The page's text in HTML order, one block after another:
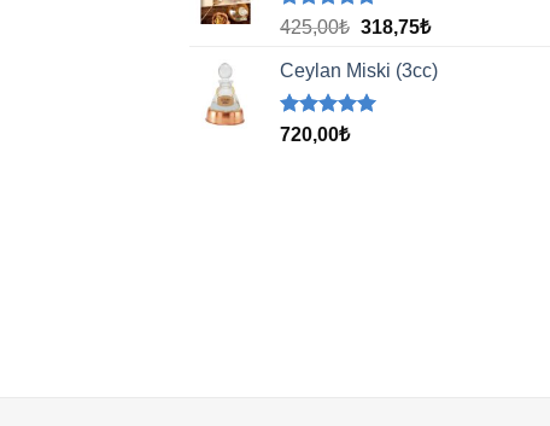
5 üzerinden
aldı
425,00₺ Orijinal
425,00₺.
318,75₺Şu
fiyat:
Ceylan Miski (3cc)
5 üzerinden
720,00₺